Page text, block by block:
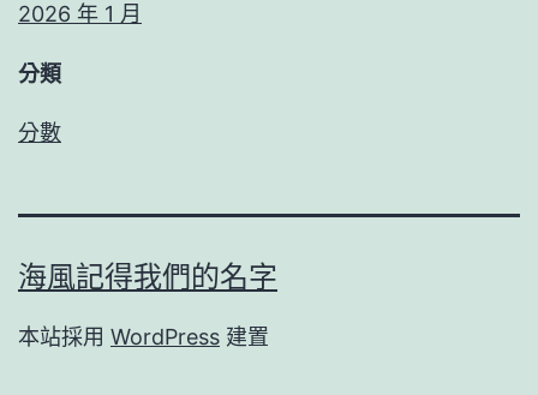
2026 年 1 月
分類
分數
海風記得我們的名字
本站採用 WordPress 建置